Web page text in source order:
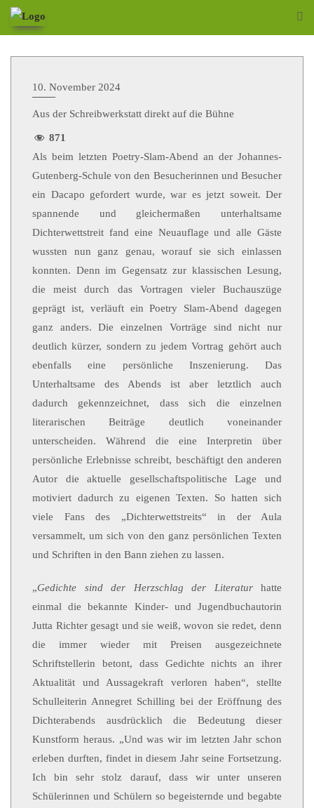
10. November 2024
Aus der Schreibwerkstatt direkt auf die Bühne
871
Als beim letzten Poetry-Slam-Abend an der Johannes-
Gutenberg-Schule von den Besucherinnen und Besucher
ein Dacapo gefordert wurde, war es jetzt soweit. Der
spannende und gleichermaßen unterhaltsame
Dichterwettstreit fand eine Neuauflage und alle Gäste
wussten nun ganz genau, worauf sie sich einlassen
konnten. Denn im Gegensatz zur klassischen Lesung,
die meist durch das Vortragen vieler Buchauszüge
geprägt ist, verläuft ein Poetry Slam-Abend dagegen
ganz anders. Die einzelnen Vorträge sind nicht nur
deutlich kürzer, sondern zu jedem Vortrag gehört auch
ebenfalls eine persönliche Inszenierung. Das
Unterhaltsame des Abends ist aber letztlich auch
dadurch gekennzeichnet, dass sich die einzelnen
literarischen Beiträge deutlich voneinander
unterscheiden. Während die eine Interpretin über
persönliche Erlebnisse schreibt, beschäftigt den anderen
Autor die aktuelle gesellschaftspolitische Lage und
motiviert dadurch zu eigenen Texten. So hatten sich
viele Fans des „Dichterwettstreits“ in der Aula
versammelt, um sich von den ganz persönlichen Texten
und Schriften in den Bann ziehen zu lassen.
„Gedichte sind der Herzschlag der Literatur hatte
einmal die bekannte Kinder- und Jugendbuchautorin
Jutta Richter gesagt und sie weiß, wovon sie redet, denn
die immer wieder mit Preisen ausgezeichnete
Schriftstellerin betont, dass Gedichte nichts an ihrer
Aktualität und Aussagekraft verloren haben“, stellte
Schulleiterin Annegret Schilling bei der Eröffnung des
Dichterabends ausdrücklich die Bedeutung dieser
Kunstform heraus. „Und was wir im letzten Jahr schon
erleben durften, findet in diesem Jahr seine Fortsetzung.
Ich bin sehr stolz darauf, dass wir unter unseren
Schülerinnen und Schülern so begeisternde und begabte